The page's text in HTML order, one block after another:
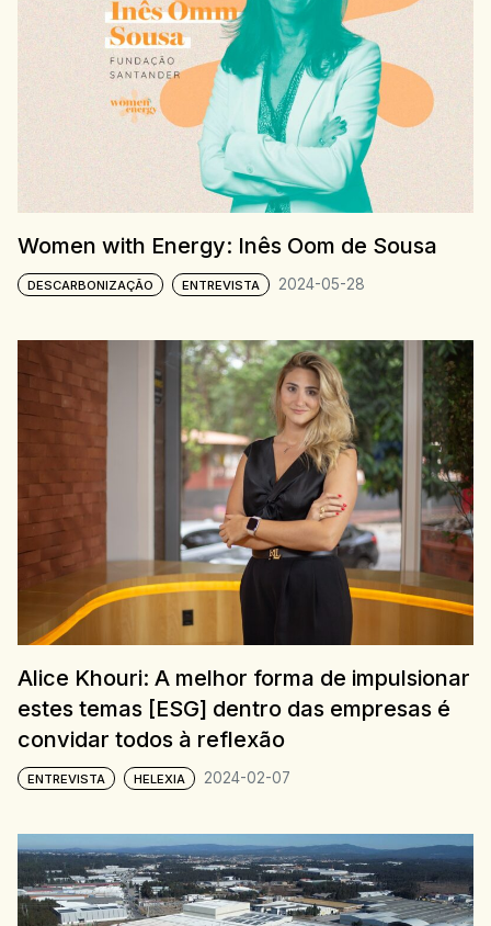
Women with Energy: Inês Oom de Sousa
DESCARBONIZAÇÃO ENTREVISTA 2024-05-28
Alice Khouri: A melhor forma de impulsionar
estes temas [ESG] dentro das empresas é
convidar todos à reflexão
ENTREVISTA HELEXIA 2024-02-07